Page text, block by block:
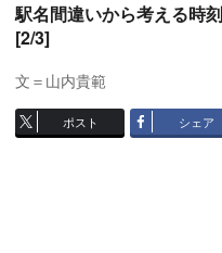
駅名間違いから考える時
[2/3]
文＝山内貴範
ポスト シェア